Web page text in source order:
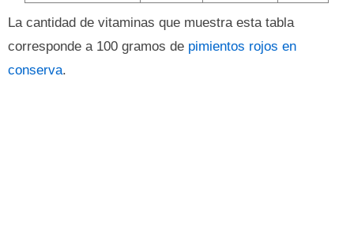
La cantidad de vitaminas que muestra esta tabla
corresponde a 100 gramos de pimientos rojos en
conserva.